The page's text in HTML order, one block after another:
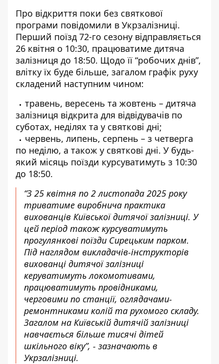
Про відкриття поки без святкової
програми повідомили в Укрзалізниці.
Перший поїзд 72-го сезону відправляється
26 квітня о 10:30, працюватиме дитяча
залізниця до 18:50. Щодо її “робочих днів”,
влітку їх буде більше, загалом графік руху
складений наступним чином:
травень, вересень та жовтень – дитяча
залізниця відкрита для відвідувачів по
суботах, неділях та у святкові дні;
червень, липень, серпень – з четверга
по неділю, а також у святкові дні. У будь-
який місяць поїзди курсуватимуть з 10:30
до 18:50.
“З 25 квітня по 2 листопада 2025 року
триватиме виробнича практика
вихованців Київської дитячої залізниці. У
цей період також курсуватимуть
прогулянкові поїзди Сирецьким парком.
Під наглядом викладачів-інструкторів
вихованці дитячої залізниці
керуватимуть локомотивами,
працюватимуть провідниками,
черговими по станції, оглядачами-
ремонтниками колій та рухомого складу.
Загалом на Київській дитячій залізниці
навчається більше тисячі дітей
шкільного віку”, - зазначають в
Укрзалізниці.